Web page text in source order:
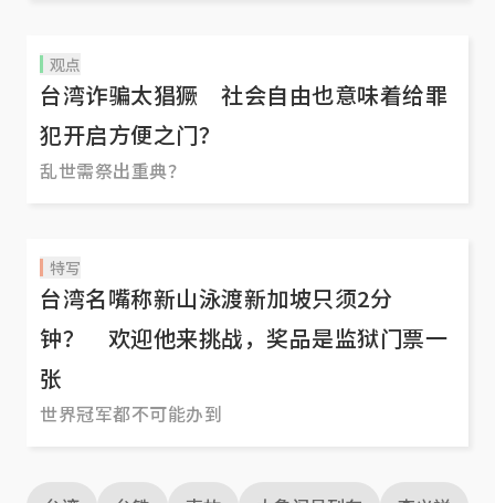
观点
台湾诈骗太猖獗 社会自由也意味着给罪
犯开启方便之门？
乱世需祭出重典？
特写
台湾名嘴称新山泳渡新加坡只须2分
钟？ 欢迎他来挑战，奖品是监狱门票一
张
世界冠军都不可能办到